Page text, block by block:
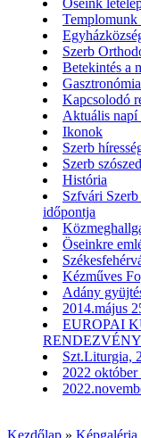
Templomunk
Szerb
Betekintés a
Gasztronómia
Kapcsolodó
Aktuális napí
Ikonok
Szerb
Szerb
História
Szfvári
időpontja
Öseinkre
Kézműves
Adány
2014.május
EUROPAI
Szt.Liturgia,
2022
Kezdőlap » Képgaléria